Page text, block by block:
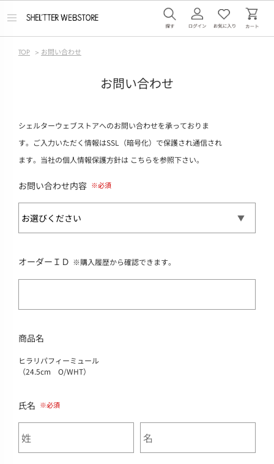
メ
TOP > お問い合わせ
お問い合わせ
シェルターウェブストアへのお問い合わせを承っておりま
す。ご入力いただく情報はSSL（暗号化）で保護され通信され
ます。当社の個人情報保護方針は こちらを参照下さい。
お問い合わせ内容
オーダーＩＤ ※購入履歴から確認できます。
商品名
ヒラリパフィーミュール
（24.5cm O/WHT）
氏名